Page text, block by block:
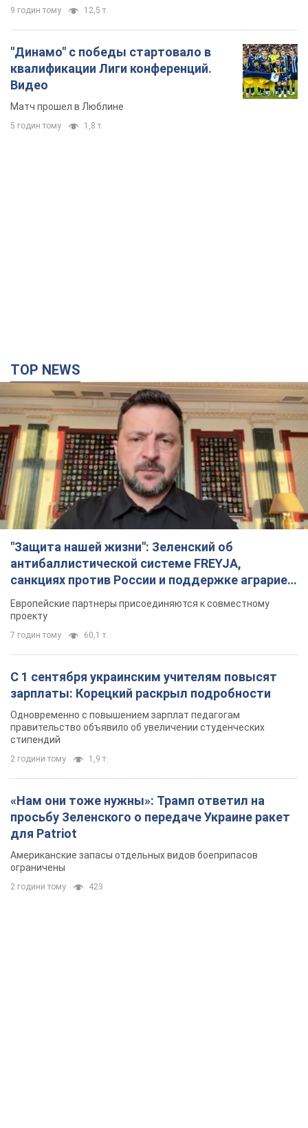
9 годин тому 12,5 т.
"Динамо" с победы стартовало в
квалификации Лиги конференций.
Видео
Матч прошел в Люблине
5 годин тому 1,8 т.
TOP NEWS
"Защита нашей жизни": Зеленский об
антибаллистической системе FREYJA,
санкциях против России и поддержке аграриев.
Видео
Европейские партнеры присоединяются к совместному
проекту
7 годин тому 60,1 т.
С 1 сентября украинским учителям повысят
зарплаты: Корецкий раскрыл подробности
Одновременно с повышением зарплат педагогам
правительство объявило об увеличении студенческих
стипендий
2 години тому 1,9 т.
«Нам они тоже нужны»: Трамп ответил на
просьбу Зеленского о передаче Украине ракет
для Patriot
Американские запасы отдельных видов боеприпасов
ограничены
2 години тому 423